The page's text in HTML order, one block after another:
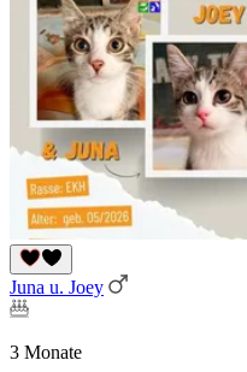
Juna u. Joey
3 Monate